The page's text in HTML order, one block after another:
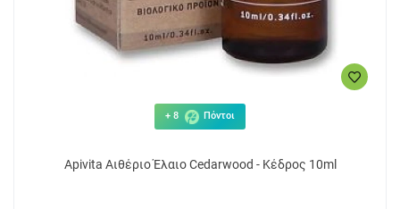
+ 8 Πόντοι
Apivita Αιθέριο Έλαιο Cedarwood - Κέδρος 10ml